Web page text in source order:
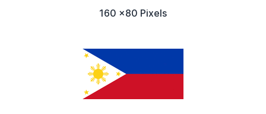
160 x80 Pixels